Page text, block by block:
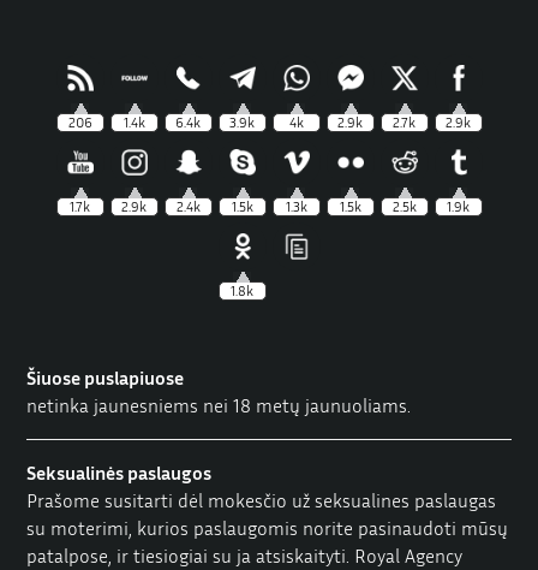
206 1.4k 6.4k 3.9k 4k 2.9k 2.7k 2.9k
1.7k 2.9k 2.4k 1.5k 1.3k 1.5k 2.5k 1.9k
1.8k
Šiuose puslapiuose
netinka jaunesniems nei 18 metų jaunuoliams.
Seksualinės paslaugos
Prašome susitarti dėl mokesčio už seksualines paslaugas
su moterimi, kurios paslaugomis norite pasinaudoti mūsų
patalpose, ir tiesiogiai su ja atsiskaityti. Royal Agency